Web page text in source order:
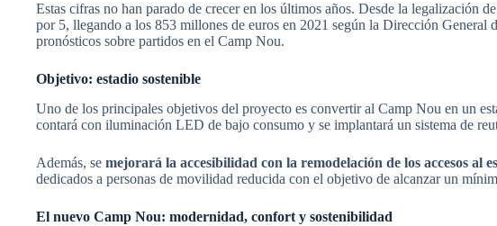
Estas cifras no han parado de crecer en los últimos años. Desde la legalización
por 5, llegando a los 853 millones de euros en 2021 según la Dirección
pronósticos sobre partidos en el Camp Nou.
Objetivo: estadio sostenible
Uno de los principales objetivos del proyecto es convertir al Camp Nou en un
contará con iluminación LED de bajo consumo y se implantará un sistema de
Además, se mejorará la accesibilidad con la remodelación de los accesos al
dedicados a personas de movilidad reducida con el objetivo de alcanzar un
El nuevo Camp Nou: modernidad, confort y sostenibilidad